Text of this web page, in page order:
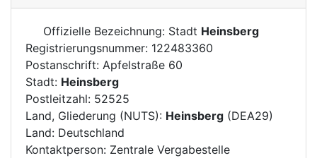
Offizielle Bezeichnung: Stadt Heinsberg
Registrierungsnummer: 122483360
Postanschrift: Apfelstraße 60
Stadt: Heinsberg
Postleitzahl: 52525
Land, Gliederung (NUTS): Heinsberg (DEA29)
Land: Deutschland
Kontaktperson: Zentrale Vergabestelle